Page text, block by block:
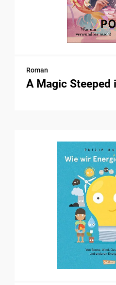
Roman
A Magic Steeped